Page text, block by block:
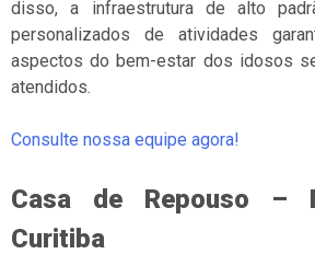
disso, a infraestrutura de alto
personalizados de atividades
aspectos do bem-estar dos idosos
atendidos.
Consulte nossa equipe agora!
Casa de Repouso –
Curitiba